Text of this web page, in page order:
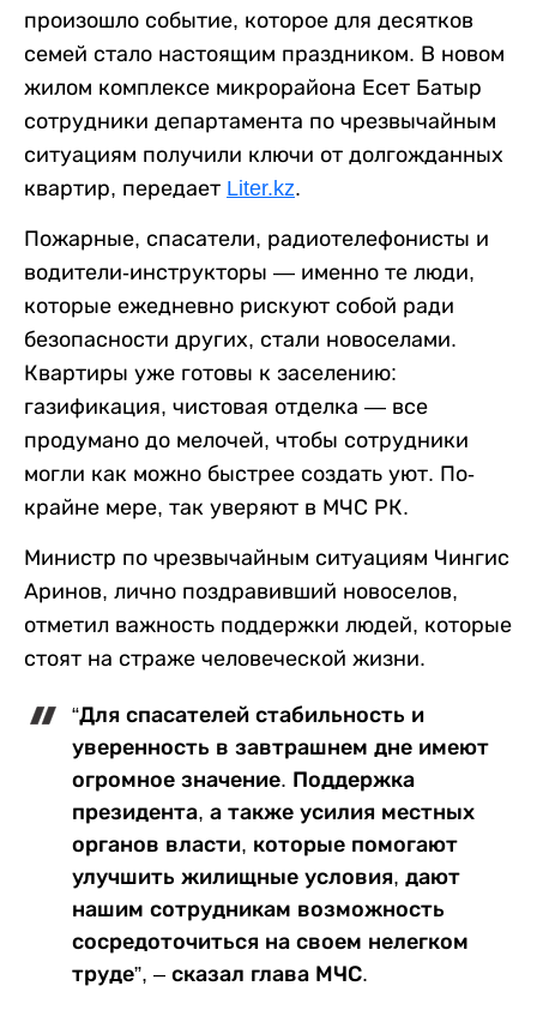
произошло событие, которое для десятков
семей стало настоящим праздником. В новом
жилом комплексе микрорайона Есет Батыр
сотрудники департамента по чрезвычайным
ситуациям получили ключи от долгожданных
квартир, передает Liter.kz.
Пожарные, спасатели, радиотелефонисты и
водители-инструкторы — именно те люди,
которые ежедневно рискуют собой ради
безопасности других, стали новоселами.
Квартиры уже готовы к заселению:
газификация, чистовая отделка — все
продумано до мелочей, чтобы сотрудники
могли как можно быстрее создать уют. По-
крайне мере, так уверяют в МЧС РК.
Министр по чрезвычайным ситуациям Чингис
Аринов, лично поздравивший новоселов,
отметил важность поддержки людей, которые
стоят на страже человеческой жизни.
“Для спасателей стабильность и
уверенность в завтрашнем дне имеют
огромное значение. Поддержка
президента, а также усилия местных
органов власти, которые помогают
улучшить жилищные условия, дают
нашим сотрудникам возможность
сосредоточиться на своем нелегком
труде”, – сказал глава МЧС.